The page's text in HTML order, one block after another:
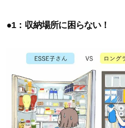
●1：収納場所に困らない！